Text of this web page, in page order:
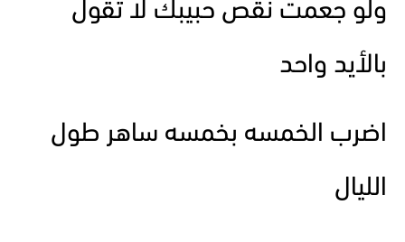
ولو جعمت نقص حبيبك لا تقول
بالأيد واحد
اضرب الخمسه بخمسه ساهر طول
الليال